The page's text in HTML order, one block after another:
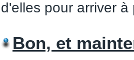
d'elles pour arriver
Bon, et